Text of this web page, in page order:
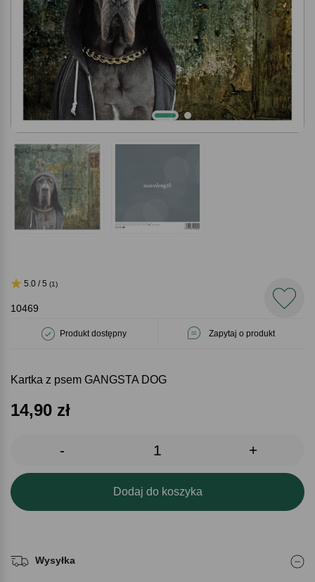
10469
Produkt dostępny Zapytaj o produkt
5.0 / 5 (1)
Kartka z psem GANGSTA DOG
14,90 zł
- +
Dodaj do koszyka
Wysyłka